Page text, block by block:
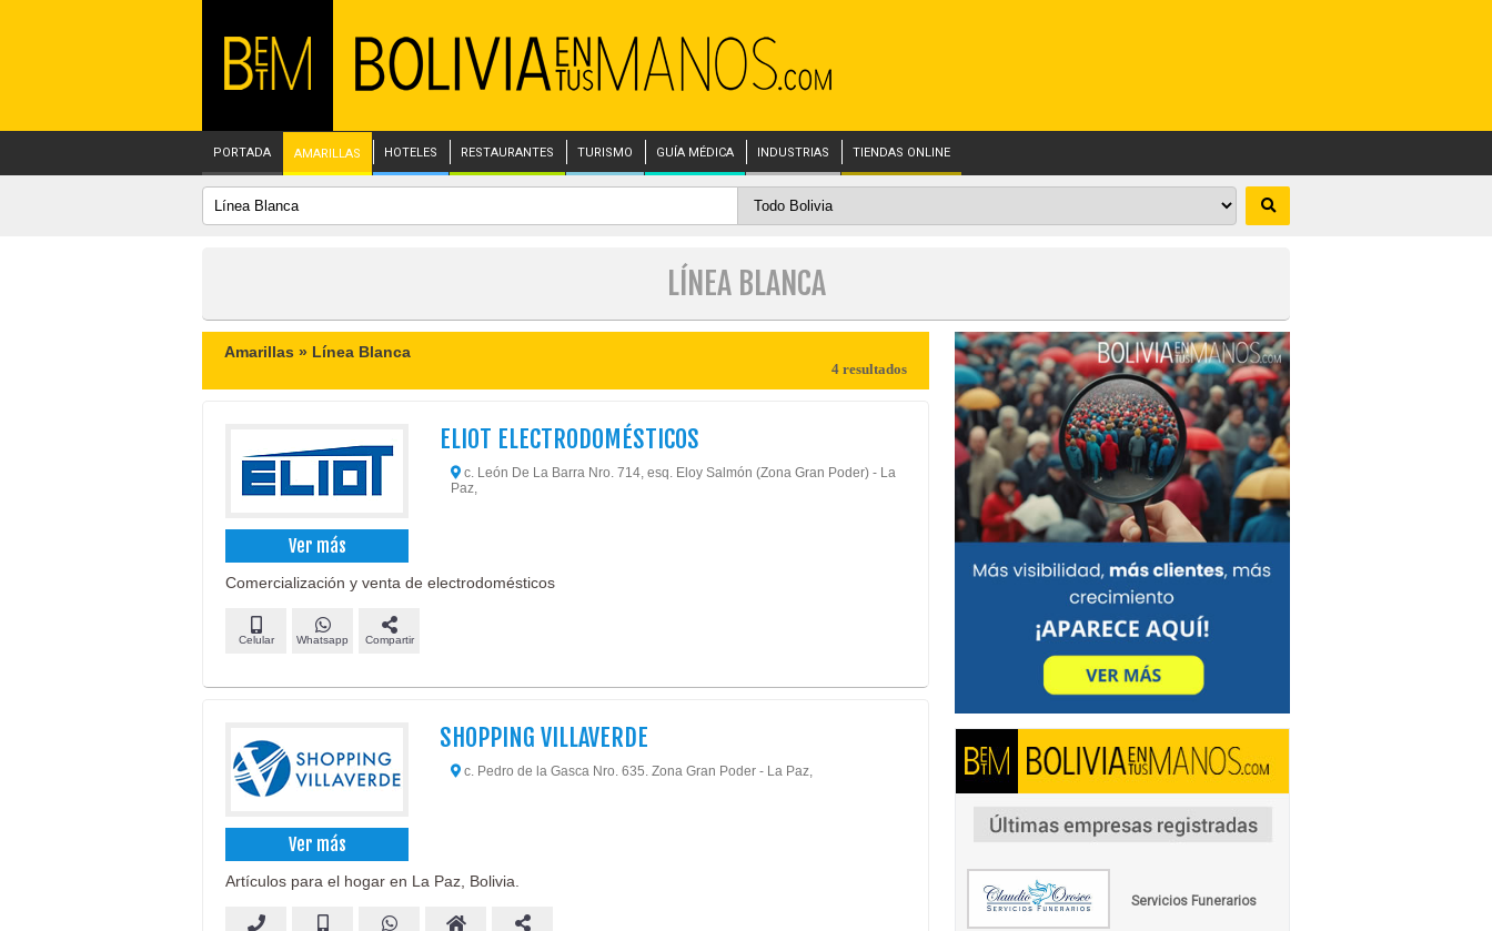
PORTADA AMARILLAS HOTELES RESTAURANTES TURISMO GUÍA MÉDICA INDUSTRIAS TIENDAS ONLINE
LÍNEA BLANCA
Amarillas » Línea Blanca
4 resultados
Ver más
ELIOT ELECTRODOMÉSTICOS
c. León De La Barra Nro. 714, esq. Eloy Salmón (Zona Gran Poder) - La
Paz,
Comercialización y venta de electrodomésticos
Celular Whatsapp Compartir
Ver más
SHOPPING VILLAVERDE
c. Pedro de la Gasca Nro. 635. Zona Gran Poder - La Paz,
Artículos para el hogar en La Paz, Bolivia.
Servicios Funerarios